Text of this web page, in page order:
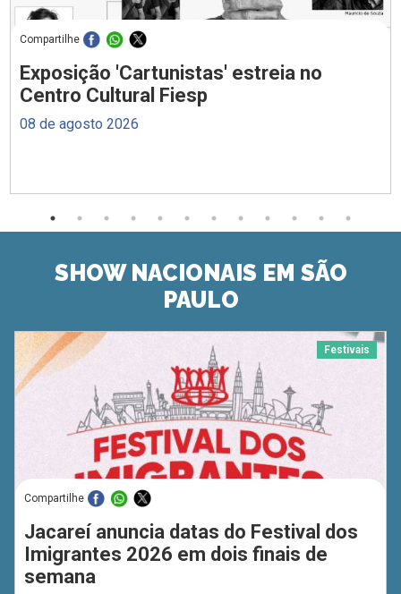
Compartilhe
Exposição 'Cartunistas' estreia no
Centro Cultural Fiesp
08 de agosto 2026
SHOW NACIONAIS EM SÃO
PAULO
Festivais
Compartilhe
Jacareí anuncia datas do Festival dos
Imigrantes 2026 em dois finais de
semana